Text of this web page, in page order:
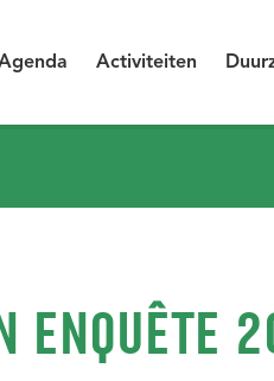
Activiteiten
ENQUÊTE